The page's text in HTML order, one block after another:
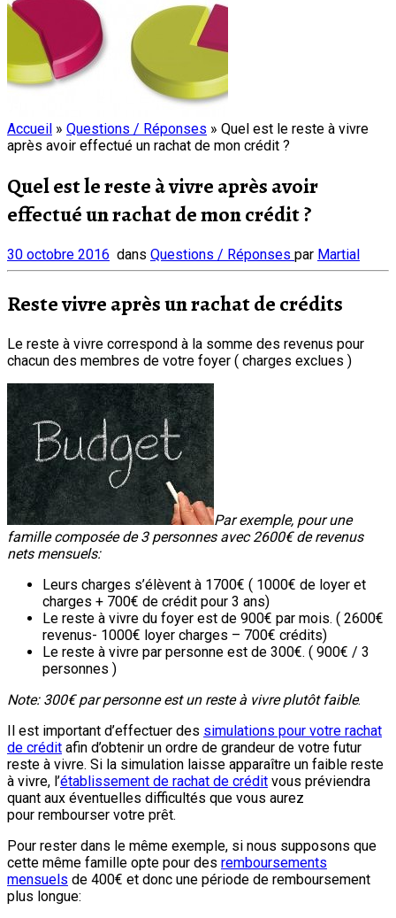
Accueil » Questions / Réponses » Quel est le reste à vivre
après avoir effectué un rachat de mon crédit ?
Quel est le reste à vivre après avoir
effectué un rachat de mon crédit ?
30 octobre 2016 dans Questions / Réponses par Martial
Reste vivre après un rachat de crédits
Le reste à vivre correspond à la somme des revenus pour
chacun des membres de votre foyer ( charges exclues )
Par exemple, pour une
famille composéede 3 personnes avec 2600€ de revenus
nets mensuels:
Leurs charges s’élèvent à 1700€ ( 1000€ de loyer et
charges + 700€ de crédit pour 3 ans)
Le reste à vivre du foyer est de 900€ par mois. ( 2600€
revenus- 1000€ loyer charges – 700€ crédits)
Le reste à vivre par personne est de 300€. ( 900€ / 3
personnes )
Note: 300€ par personne est un reste à vivre plutôt faible.
Il est important d’effectuer des simulations pour votre rachat
de crédit afin d’obtenir un ordre de grandeur de votre futur
reste à vivre. Si la simulation laisse apparaître un faible reste
à vivre, l’établissement de rachat de crédit vous préviendra
quant aux éventuelles difficultés que vous aurez
pour rembourser votre prêt.
Pour rester dans le même exemple, si nous supposons que
cette même famille opte pour des remboursements
mensuels de 400€ et donc une période de remboursement
plus longue: